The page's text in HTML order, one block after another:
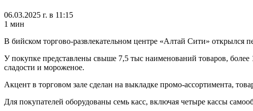
06.03.2025 г. в 11:15
1 мин
В бийском торгово-развлекательном центре «Алтай Сити» открылся
У покупке представлены свыше 7,5 тыс наименований товаров,
сладости и мороженое.
Акцент в торговом зале сделан на выкладке промо-ассортимента,
Для покупателей оборудованы семь касс, включая четыре кассы